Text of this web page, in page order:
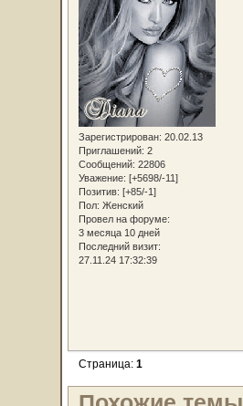
Зарегистрирован: 20.02.13
Приглашений: 2
Сообщений: 22806
Уважение: [+5698/-11]
Позитив: [+85/-1]
Пол: Женский
Провел на форуме:
3 месяца 10 дней
Последний визит:
27.11.24 17:32:39
Страница: 1